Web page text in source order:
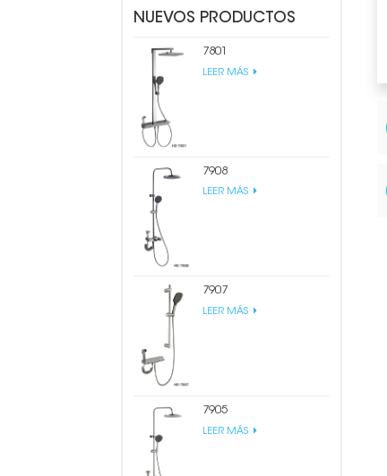
NUEVOS PRODUCTOS
7801
LEER MÁS
7908
LEER MÁS
7907
LEER MÁS
7905
LEER MÁS